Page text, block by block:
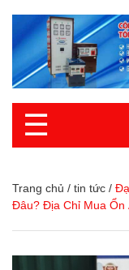
☰
Trang chủ / tin tức /
Đâu? Địa Chỉ Mua Ổn